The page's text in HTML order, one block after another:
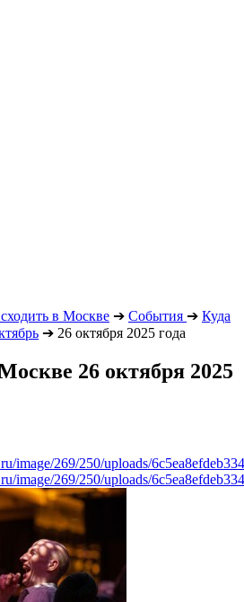
в Москве ➔ События ➔ Куда
➔ 26 октября 2025 года
26 октября 2025
image/269/250/uploads/
image/269/250/uploads/